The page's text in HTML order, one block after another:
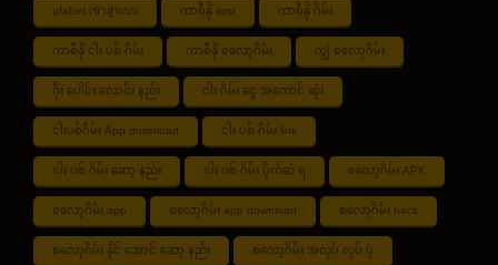
ufabet เข้าสู่ระบบ ကာစီနို app ကာစီနို ဂိမ်း
ကာစီနို ငါး ပစ် ဂိမ်း ကာစီနို စလော့ဂိမ်း ကျွဲ စလော့ဂိမ်း
ဂိုး ပေါင်း လောင်း နည်း ငါး ဂိမ်း ငွေ အကောင် ဆုံး
ငါးပစ်ဂိမ်း App download ငါး ပစ် ဂိမ်း link
ငါး ပစ် ဂိမ်း ဆော့ နည်း ငါး ပစ် ဂိမ်း ပိုက်ဆံ ရ စလော့ဂိမ်း APK
စလော့ဂိမ်း app စလော့ဂိမ်း app download စလော့ဂိမ်း hack
စလော့ဂိမ်း နိုင် အောင် ဆော့ နည်း စလော့ဂိမ်း အလုပ် လုပ် ပုံ